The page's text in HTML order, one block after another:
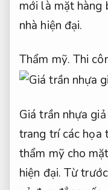
mới là mặt hàng
nhà hiện đại.
Thẩm mỹ. Thi
Giá trần nhựa
trang trí các họa
thẩm mỹ cho
hiện đại. Từ